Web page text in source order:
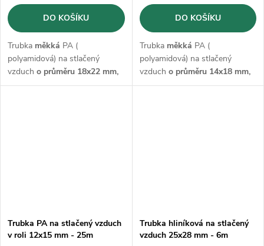
DO KOŠÍKU
Trubka měkká PA (
polyamidová) na stlačený
vzduch o průměru 18x22 mm,
v návinu o délce 25 ms
DO KOŠÍKU
Trubka měkká PA (
polyamidová) na stlačený
vzduch o průměru 14x18 mm,
v návinu o délce 25 ms
Trubka PA na stlačený vzduch
v roli 12x15 mm - 25m
Trubka hliníková na stlačený
vzduch 25x28 mm - 6m